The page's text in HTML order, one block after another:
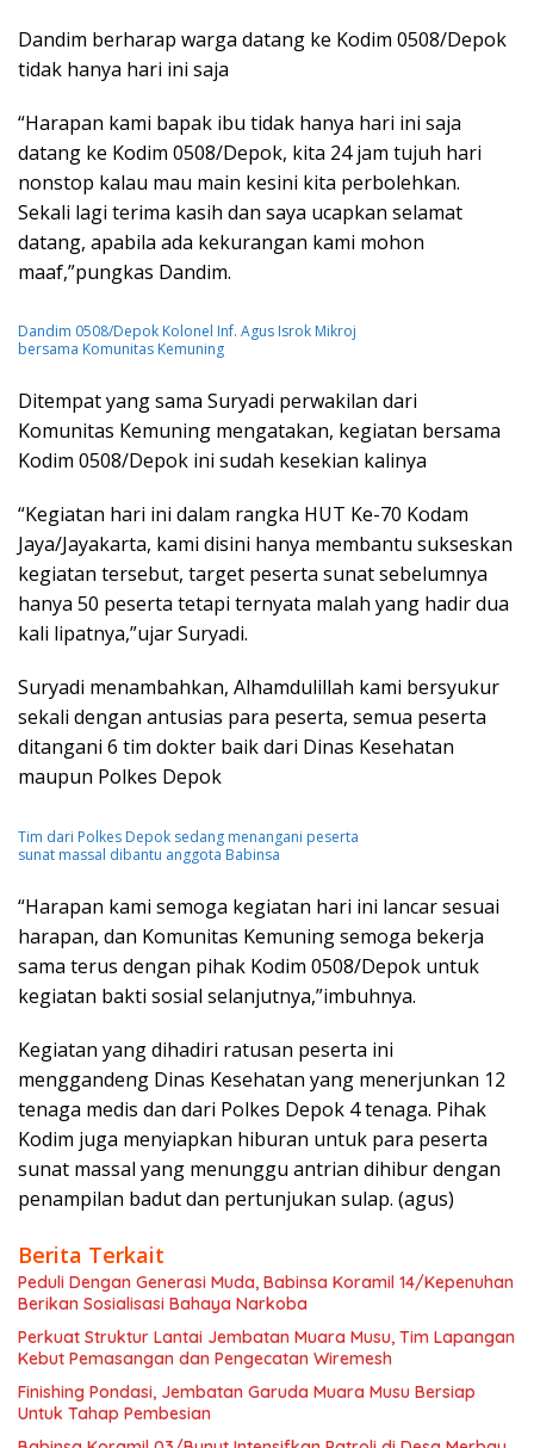
Dandim berharap warga datang ke Kodim 0508/Depok
tidak hanya hari ini saja
“Harapan kami bapak ibu tidak hanya hari ini saja
datang ke Kodim 0508/Depok, kita 24 jam tujuh hari
nonstop kalau mau main kesini kita perbolehkan.
Sekali lagi terima kasih dan saya ucapkan selamat
datang, apabila ada kekurangan kami mohon
maaf,”pungkas Dandim.
Dandim 0508/Depok Kolonel Inf. Agus Isrok Mikroj
bersama Komunitas Kemuning
Ditempat yang sama Suryadi perwakilan dari
Komunitas Kemuning mengatakan, kegiatan bersama
Kodim 0508/Depok ini sudah kesekian kalinya
“Kegiatan hari ini dalam rangka HUT Ke-70 Kodam
Jaya/Jayakarta, kami disini hanya membantu sukseskan
kegiatan tersebut, target peserta sunat sebelumnya
hanya 50 peserta tetapi ternyata malah yang hadir dua
kali lipatnya,”ujar Suryadi.
Suryadi menambahkan, Alhamdulillah kami bersyukur
sekali dengan antusias para peserta, semua peserta
ditangani 6 tim dokter baik dari Dinas Kesehatan
maupun Polkes Depok
Tim dari Polkes Depok sedang menangani peserta
sunat massal dibantu anggota Babinsa
“Harapan kami semoga kegiatan hari ini lancar sesuai
harapan, dan Komunitas Kemuning semoga bekerja
sama terus dengan pihak Kodim 0508/Depok untuk
kegiatan bakti sosial selanjutnya,”imbuhnya.
Kegiatan yang dihadiri ratusan peserta ini
menggandeng Dinas Kesehatan yang menerjunkan 12
tenaga medis dan dari Polkes Depok 4 tenaga. Pihak
Kodim juga menyiapkan hiburan untuk para peserta
sunat massal yang menunggu antrian dihibur dengan
penampilan badut dan pertunjukan sulap. (agus)
Berita Terkait
Peduli Dengan Generasi Muda, Babinsa Koramil 14/Kepenuhan
Berikan Sosialisasi Bahaya Narkoba
Perkuat Struktur Lantai Jembatan Muara Musu, Tim Lapangan
Kebut Pemasangan dan Pengecatan Wiremesh
Finishing Pondasi, Jembatan Garuda Muara Musu Bersiap
Untuk Tahap Pembesian